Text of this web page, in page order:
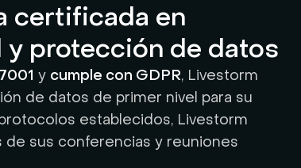
certificada en
y protección de datos
y cumple con GDPR, Livestorm
de datos de primer nivel para su
establecidos, Livestorm
sus conferencias y reuniones